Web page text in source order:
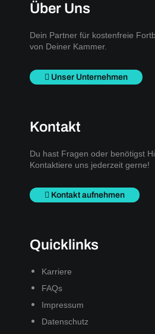
Über Uns
Dein Partner für kostenfreie
von Deiner Kammer.
Unser Unternehmen
Kontakt
Du hast Fragen oder benötigst
Kontaktiere uns jederzeit gerne!
Kontakt aufnehmen
Quicklinks
Karriere
FAQs
Impressum
Datenschutz